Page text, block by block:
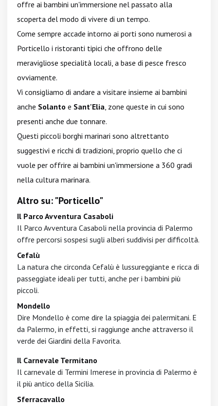
offre ai bambini un'immersione nel passato alla
scoperta del modo di vivere di un tempo.
Come sempre accade intorno ai porti sono numerosi a
Porticello i ristoranti tipici che offrono delle
meravigliose specialità locali, a base di pesce fresco
ovviamente.
Vi consigliamo di andare a visitare insieme ai bambini
anche Solanto e Sant'Elia, zone queste in cui sono
presenti anche due tonnare.
Questi piccoli borghi marinari sono altrettanto
suggestivi e ricchi di tradizioni, proprio quello che ci
vuole per offrire ai bambini un'immersione a 360 gradi
nella cultura marinara.
Altro su: "Porticello"
Il Parco Avventura Casaboli
Il Parco Avventura Casaboli nella provincia di Palermo
offre percorsi sospesi sugli alberi suddivisi per difficoltà.
Cefalù
La natura che circonda Cefalù è lussureggiante e ricca di
passeggiate ideali per tutti, anche per i bambini più
piccoli.
Mondello
Dire Mondello è come dire la spiaggia dei palermitani. E
da Palermo, in effetti, si raggiunge anche attraverso il
verde dei Giardini della Favorita.
Il Carnevale Termitano
Il carnevale di Termini Imerese in provincia di Palermo è
il più antico della Sicilia.
Sferracavallo